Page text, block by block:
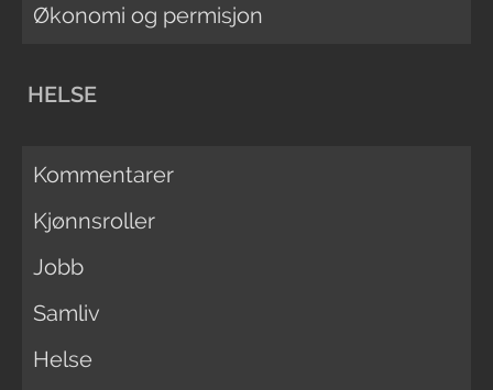
Økonomi og permisjon
HELSE
Kommentarer
Kjønnsroller
Jobb
Samliv
Helse